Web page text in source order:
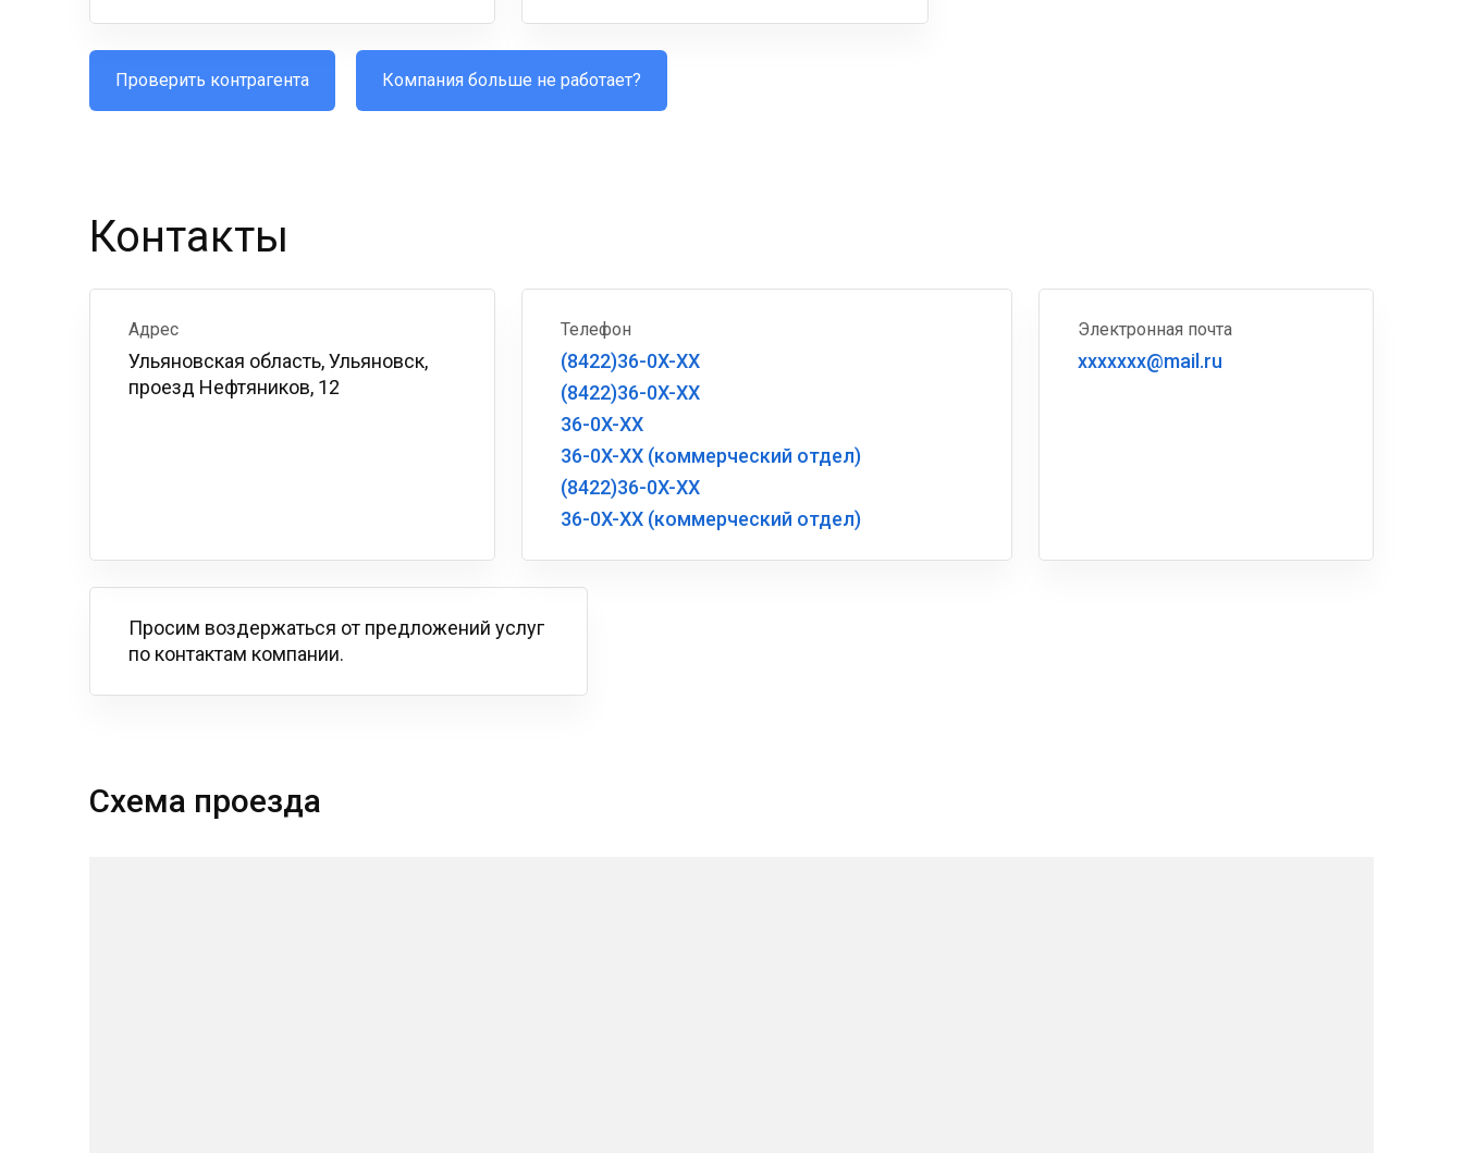
Проверить контрагента Компания больше не работает?
Контакты
Адрес
Ульяновская область, Ульяновск,
проезд Нефтяников, 12
Телефон
(8422)36-0X-XX
(8422)36-0X-XX
36-0X-XX
36-0X-XX (коммерческий отдел)
(8422)36-0X-XX
36-0X-XX (коммерческий отдел)
Электронная почта
xxxxxxx@mail.ru
Просим воздержаться от предложений услуг
по контактам компании.
Схема проезда